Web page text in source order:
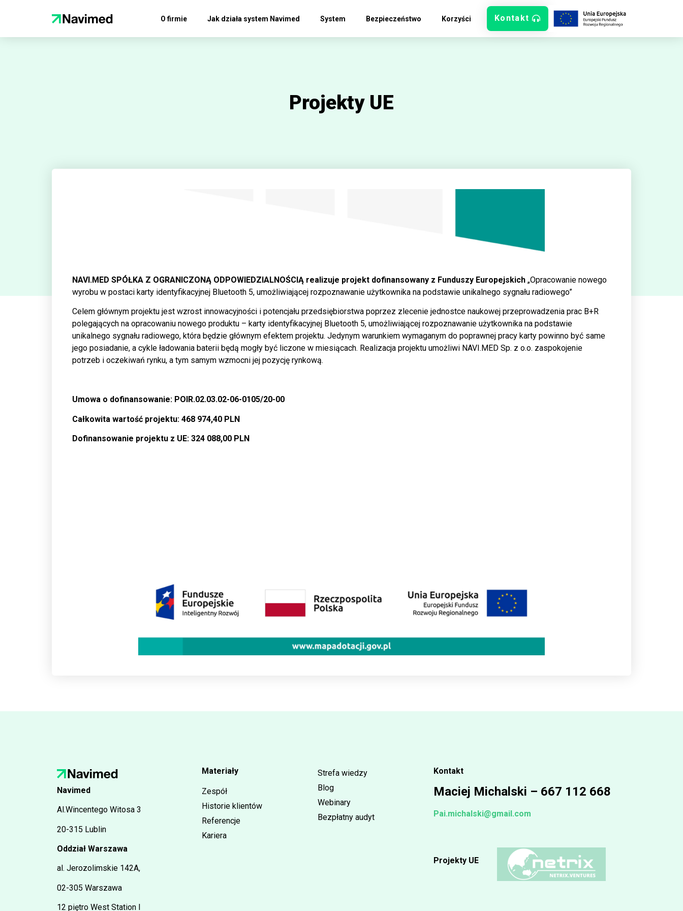
O firmie Jak działa system Navimed System Bezpieczeństwo Korzyści Kontakt
Projekty UE
NAVI.MED SPÓŁKA Z OGRANICZONĄ ODPOWIEDZIALNOŚCIĄ realizuje projekt dofinansowany z Funduszy Europejskich „Opracowanie nowego
wyrobu w postaci karty identyfikacyjnej Bluetooth 5, umożliwiającej rozpoznawanie użytkownika na podstawie unikalnego sygnału radiowego”
Celem głównym projektu jest wzrost innowacyjności i potencjału przedsiębiorstwa poprzez zlecenie jednostce naukowej przeprowadzenia prac B+R
polegających na opracowaniu nowego produktu – karty identyfikacyjnej Bluetooth 5, umożliwiającej rozpoznawanie użytkownika na podstawie
unikalnego sygnału radiowego, która będzie głównym efektem projektu. Jedynym warunkiem wymaganym do poprawnej pracy karty powinno być same
jego posiadanie, a cykle ładowania baterii będą mogły być liczone w miesiącach. Realizacja projektu umożliwi NAVI.MED Sp. z o.o. zaspokojenie
potrzeb i oczekiwań rynku, a tym samym wzmocni jej pozycję rynkową.
Umowa o dofinansowanie: POIR.02.03.02-06-0105/20-00
Całkowita wartość projektu: 468 974,40 PLN
Dofinansowanie projektu z UE: 324 088,00 PLN
Navimed
Al.Wincentego Witosa 3
20-315 Lublin
Oddział Warszawa
al. Jerozolimskie 142A,
02-305 Warszawa
12 piętro West Station I
Materiały
Zespół
Historie klientów
Referencje
Kariera
Strefa wiedzy
Blog
Webinary
Bezpłatny audyt
Kontakt
Maciej Michalski – 667 112 668
Pai.michalski@gmail.com
Projekty UE